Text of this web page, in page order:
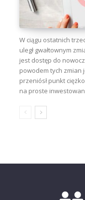
W ciągu ostatnich
uległ gwałtownym
jest dostęp do
powodem tych
przeniósł punkt
na proste